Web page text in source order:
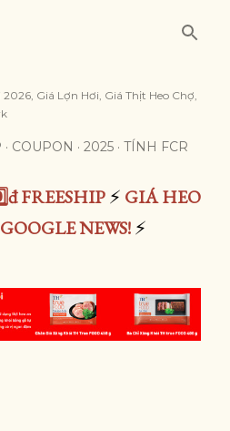
2026, Giá Lợn Hơi, Giá Thịt Heo Chợ,
COUPON 2025 TÍNH FCR
FREESHIP⚡ GIÁ HEO
NEWS!⚡